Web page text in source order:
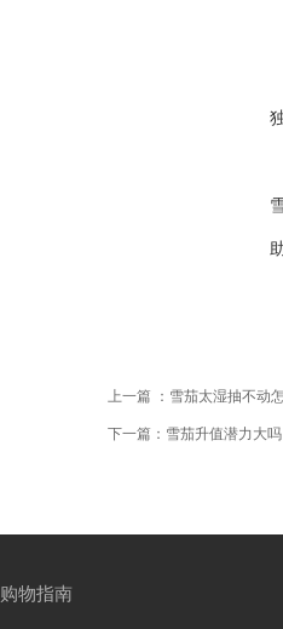
上一篇 ：雪茄太湿抽不动
下一篇：雪茄升值潜力大吗
购物指南